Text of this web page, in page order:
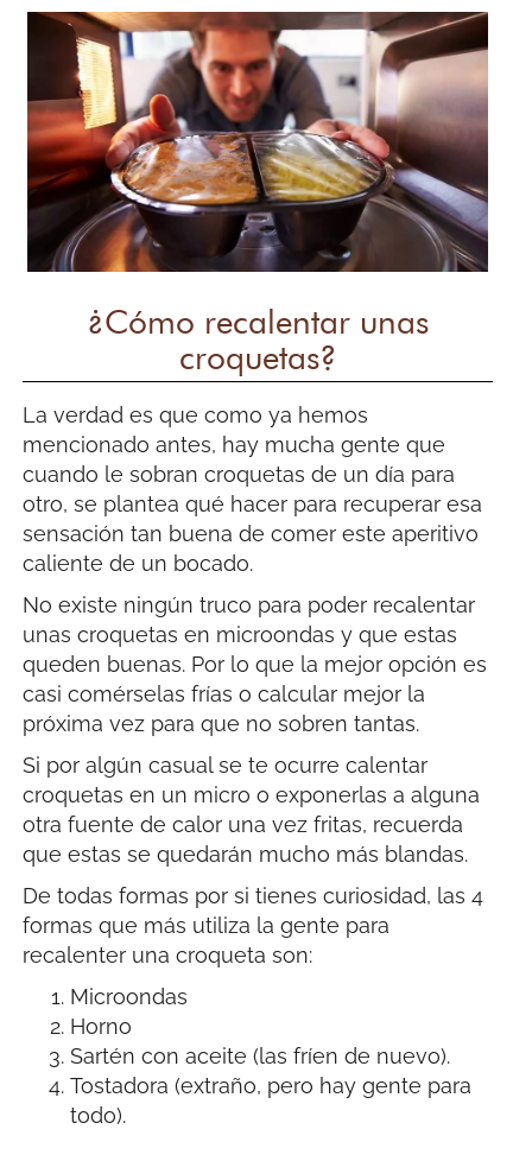
¿Cómo recalentar unas
croquetas?
La verdad es que como ya hemos
mencionado antes, hay mucha gente que
cuando le sobran croquetas de un día para
otro, se plantea qué hacer para recuperar esa
sensación tan buena de comer este aperitivo
caliente de un bocado.
No existe ningún truco para poder recalentar
unas croquetas en microondas y que estas
queden buenas. Por lo que la mejor opción es
casi comérselas frías o calcular mejor la
próxima vez para que no sobren tantas.
Si por algún casual se te ocurre calentar
croquetas en un micro o exponerlas a alguna
otra fuente de calor una vez fritas, recuerda
que estas se quedarán mucho más blandas.
De todas formas por si tienes curiosidad, las 4
formas que más utiliza la gente para
recalenter una croqueta son:
Microondas
Horno
Sartén con aceite (las fríen de nuevo).
Tostadora (extraño, pero hay gente para
todo).